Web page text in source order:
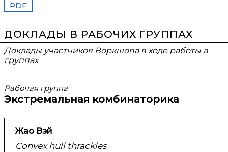
PDF
ДОКЛАДЫ В РАБОЧИХ ГРУППАХ
Доклады участников Воркшопа в ходе работы в
группах
Рабочая группа
Экстремальная комбинаторика
Жао Вэй
Convex hull thrackles